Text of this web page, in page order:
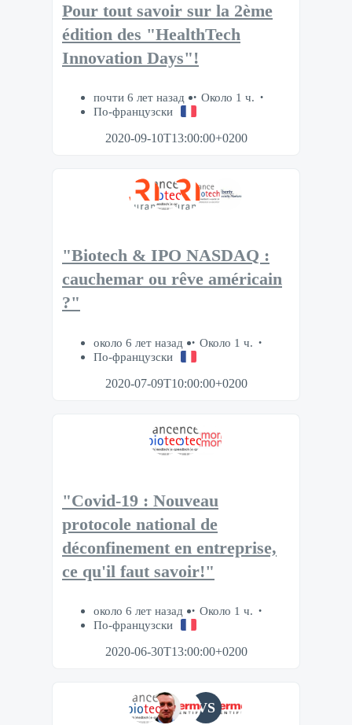
Pour tout savoir sur la 2ème
édition des "HealthTech
Innovation Days"!
почти 6 лет назад
Около 1 ч.
По-французски
2020-09-10T13:00:00+0200
"Biotech & IPO NASDAQ :
cauchemar ou rêve américain
?"
около 6 лет назад
Около 1 ч.
По-французски
2020-07-09T10:00:00+0200
"Covid-19 : Nouveau
protocole national de
déconfinement en entreprise,
ce qu'il faut savoir!"
около 6 лет назад
Около 1 ч.
По-французски
2020-06-30T13:00:00+0200
VS